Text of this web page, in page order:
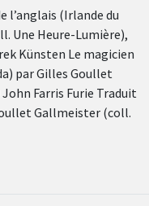
l’anglais (Irlande du
Une Heure-Lumière),
Künsten Le magicien
par Gilles Goullet
Farris Furie Traduit
Gallmeister (coll.